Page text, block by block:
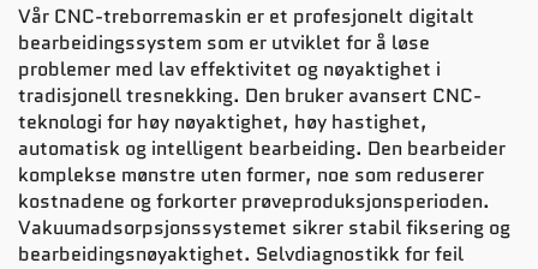
Vår CNC-treborremaskin er et profesjonelt digitalt
bearbeidingssystem som er utviklet for å løse
problemer med lav effektivitet og nøyaktighet i
tradisjonell tresnekking. Den bruker avansert CNC-
teknologi for høy nøyaktighet, høy hastighet,
automatisk og intelligent bearbeiding. Den bearbeider
komplekse mønstre uten former, noe som reduserer
kostnadene og forkorter prøveproduksjonsperioden.
Vakuumadsorpsjonssystemet sikrer stabil fiksering og
bearbeidingsnøyaktighet. Selvdiagnostikk for feil